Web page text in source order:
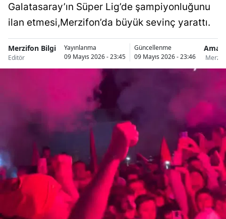
Galatasaray’ın Süper Lig’de şampiyonluğunu
ilan etmesi,Merzifon’da büyük sevinç yarattı.
Merzifon Bilgi
Editör
Yayınlanma
09 Mayıs 2026 - 23:45
Güncellenme
09 Mayıs 2026 - 23:46